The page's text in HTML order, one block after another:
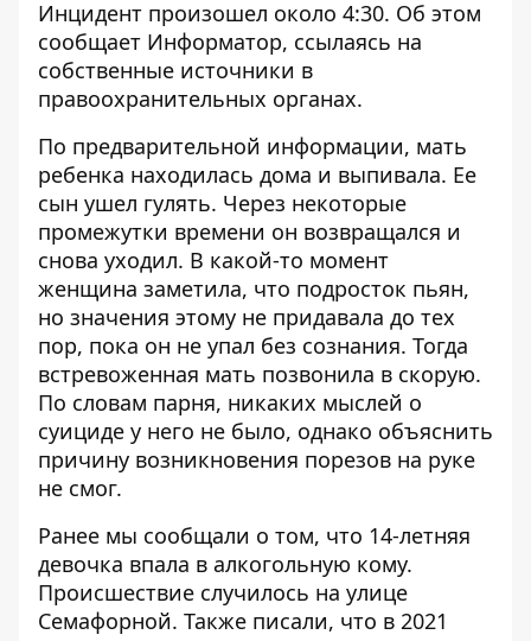
Инцидент произошел около 4:30. Об этом
сообщает Информатор, ссылаясь на
собственные источники в
правоохранительных органах.
По предварительной информации, мать
ребенка находилась дома и выпивала. Ее
сын ушел гулять. Через некоторые
промежутки времени он возвращался и
снова уходил. В какой-то момент
женщина заметила, что подросток пьян,
но значения этому не придавала до тех
пор, пока он не упал без сознания. Тогда
встревоженная мать позвонила в скорую.
По словам парня, никаких мыслей о
суициде у него не было, однако объяснить
причину возникновения порезов на руке
не смог.
Ранее мы сообщали о том, что 14-летняя
девочка впала в алкогольную кому.
Происшествие случилось на улице
Семафорной. Также писали, что в 2021